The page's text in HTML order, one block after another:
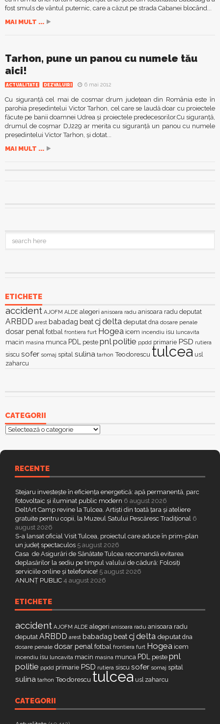
fost smuls de vântul puternic, care a căzut pe strada Cabanei blocând...
MAI MULT ...
Tarhon, pune un panou cu numele tău
aici!
ACTUALITATE DEZVALUIRI 6 mai 2012
Cu siguranță cel mai de cosmar drum județean din România este în
parohia președintelui Victor Tarhon, cel care se laudă doar cu proiectele
făcute pe banii doamnei Udrea și proiectele predecesorilor.Cu siguranță,
drumul de coșmar DJ229 ar merita cu siguranță un panou cu numele
președintelui Victor Tarhon, și dotat...
MAI MULT ...
ETICHETE
accident AJOFM ALDE alegeri anisoara radu anisoara radu deputat
ARBDD arest babadag beatcj delta deputat dna dosare penale
dosar penal fotbal frontiera furt Hogea icem incendiu isu luncavita
macin masina munca PDL peste pnlpolitie ppdd primarie PSD rutiera
siscu sofer somaj spital sulina tarhon Teodorescu tulcea usl
zaharcu
CATEGORII
Categorii
RECENTE
Stejaru investește în eficiența energetică: apă permanentă, parc
fotovoltaic și iluminat public modern 6 august 2026
DeltArt Camp revine la Tulcea. Artiști din toată țara și ateliere
gratuite pentru copii, la Muzeul Satului Pescăresc Tradițional 6
august 2026
S-a lansat oficial Visit Tulcea, proiectul care aduce în prim-plan
un județ spectaculos 5 august 2026
Casa de Asigurări de Sănătate Tulcea recomandă evitarea
deplasărilor la sediu pe timpul valului de cădură: Folosiți
serviciile online și telefonice! 5 august 2026
ANUNȚ PUBLIC 4 august 2026
ETICHETE
accident AJOFM ALDE alegeri anisoara radu anisoara radu
deputat ARBDD arest babadag beatcj delta deputat dna
dosare penale dosar penal fotbal frontiera furt Hogea icem
incendiu isu luncavita macin masina munca PDL peste pnl
politie ppdd primarie PSD rutiera siscu sofer somaj spital
sulina tarhon Teodorescu tulcea usl zaharcu
CATEGORII